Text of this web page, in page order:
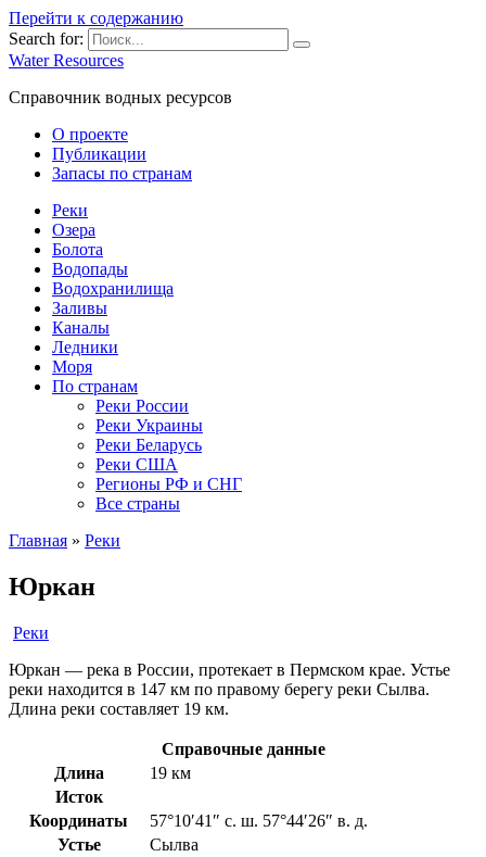
Перейти к содержанию
Search for:
Water Resources
Справочник водных ресурсов
О проекте
Публикации
Запасы по странам
Реки
Озера
Болота
Водопады
Водохранилища
Заливы
Каналы
Ледники
Моря
По странам
Реки России
Реки Украины
Реки Беларусь
Реки США
Регионы РФ и СНГ
Все страны
Главная » Реки
Юркан
Реки
Юркан — река в России, протекает в Пермском крае. Устье
реки находится в 147 км по правому берегу реки Сылва.
Длина реки составляет 19 км.
Справочные данные
Длина
19 км
Исток
Координаты
57°10′41″ с. ш. 57°44′26″ в. д.
Устье
Сылва